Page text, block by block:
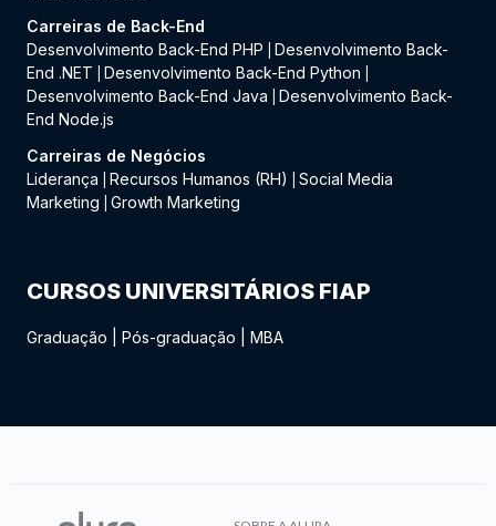
Carreiras de Back-End
Desenvolvimento Back-End PHP
Desenvolvimento Back-
End .NET
Desenvolvimento Back-End Python
Desenvolvimento Back-End Java
Desenvolvimento Back-
End Node.js
Carreiras de Negócios
Liderança
Recursos Humanos (RH)
Social Media
Marketing
Growth Marketing
CURSOS UNIVERSITÁRIOS FIAP
Graduação Pós-graduação MBA